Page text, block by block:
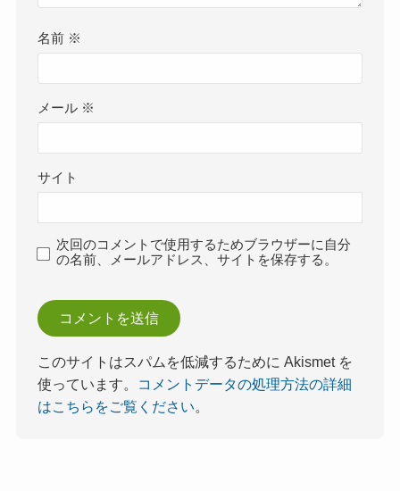
名前 ※
メール ※
サイト
次回のコメントで使用するためブラウザーに自分
の名前、メールアドレス、サイトを保存する。
このサイトはスパムを低減するために Akismet を
使っています。
コメントデータの処理方法の詳細
はこちらをご覧ください。